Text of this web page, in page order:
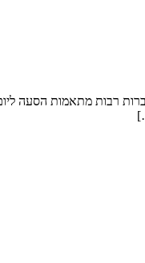
רבות מתאמות הסעה